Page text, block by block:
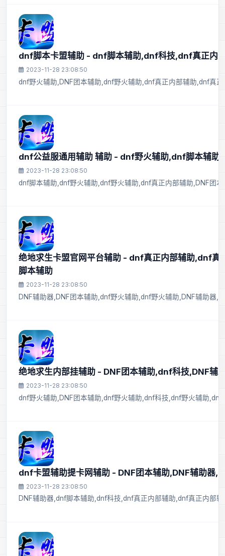
dnf脚本卡盟辅助 - dnf脚本辅助,dnf科技,dnf真正内
2023-11-28 23:08:50
dnf野火辅助,DNF团本辅助,dnf野火辅助,dnf真正内部辅助,dnf真
dnf公益服通用辅助 辅助 - dnf野火辅助,dnf脚本辅助
2023-11-28 23:08:50
dnf脚本辅助,dnf野火辅助,dnf野火辅助,dnf真正内部辅助,DNF团
绝地求生卡盟官网平台辅助 - dnf真正内部辅助,dnf
脚本辅助
2023-11-28 23:08:50
DNF辅助器,DNF团本辅助,dnf野火辅助,dnf野火辅助,DNF辅助器
绝地求生内部挂辅助 - DNF团本辅助,dnf科技,DNF辅
2023-11-28 23:08:50
dnf野火辅助,DNF团本辅助,dnf野火辅助,dnf科技,dnf野火辅助
dnf卡盟辅助提卡网辅助 - DNF团本辅助,DNF辅助器
2023-11-28 23:08:50
DNF辅助器,dnf脚本辅助,dnf科技,dnf真正内部辅助,dnf真正内部